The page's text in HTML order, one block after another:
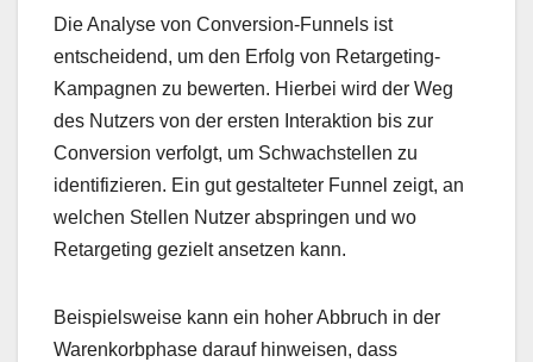
Die Analyse von Conversion-Funnels ist
entscheidend, um den Erfolg von Retargeting-
Kampagnen zu bewerten. Hierbei wird der Weg
des Nutzers von der ersten Interaktion bis zur
Conversion verfolgt, um Schwachstellen zu
identifizieren. Ein gut gestalteter Funnel zeigt, an
welchen Stellen Nutzer abspringen und wo
Retargeting gezielt ansetzen kann.
Beispielsweise kann ein hoher Abbruch in der
Warenkorbphase darauf hinweisen, dass